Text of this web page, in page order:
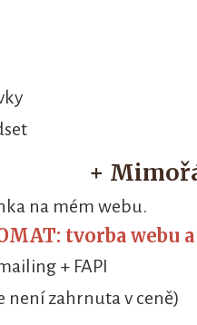
+
na mém webu.
tvorba webu
+ FAPI
není zahrnuta v ceně)